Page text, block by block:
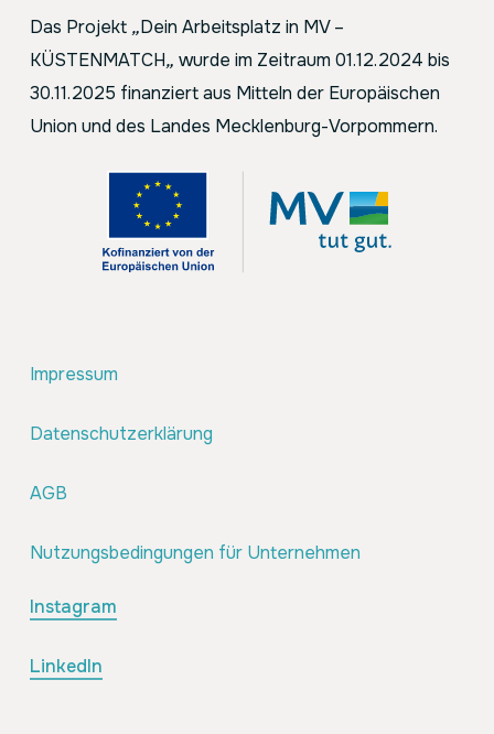
Das Projekt „Dein Arbeitsplatz in MV –
KÜSTENMATCH„ wurde im Zeitraum 01.12.2024 bis
30.11.2025 finanziert aus Mitteln der Europäischen
Union und des Landes Mecklenburg-Vorpommern.
Impressum
Datenschutzerklärung
AGB
Nutzungsbedingungen für Unternehmen
Instagram
LinkedIn